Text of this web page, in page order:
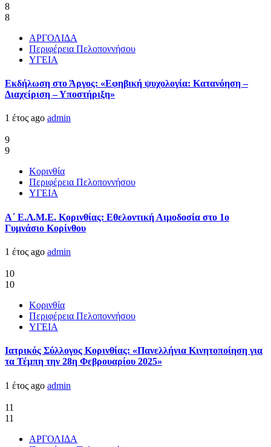
8
8
ΑΡΓΟΛΙΔΑ
Περιφέρεια Πελοποννήσου
ΥΓΕΙΑ
Εκδήλωση στο Άργος: «Εφηβική ψυχολογία: Κατανόηση –
Διαχείριση – Υποστήριξη»
1 έτος ago admin
9
9
Κορινθία
Περιφέρεια Πελοποννήσου
ΥΓΕΙΑ
Α΄ Ε.Λ.Μ.Ε. Κορινθίας: Εθελοντική Αιμοδοσία στο 1ο
Γυμνάσιο Κορίνθου
1 έτος ago admin
10
10
Κορινθία
Περιφέρεια Πελοποννήσου
ΥΓΕΙΑ
Ιατρικός Σύλλογος Κορινθίας: «Πανελλήνια Κινητοποίηση για
τα Τέμπη την 28η Φεβρουαρίου 2025»
1 έτος ago admin
11
11
ΑΡΓΟΛΙΔΑ